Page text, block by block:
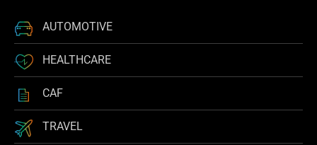
AUTOMOTIVE
HEALTHCARE
CAF
TRAVEL